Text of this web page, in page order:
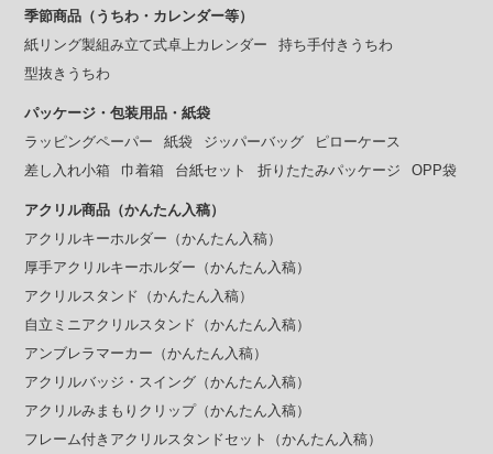
季節商品（うちわ・カレンダー等）
紙リング製組み立て式卓上カレンダー
持ち手付きうちわ
型抜きうちわ
パッケージ・包装用品・紙袋
ラッピングペーパー
紙袋 ジッパーバッグ
ピローケース
差し入れ小箱
巾着箱 台紙セット 折りたたみパッケージ OPP袋
アクリル商品（かんたん入稿）
アクリルキーホルダー（かんたん入稿）
厚手アクリルキーホルダー（かんたん入稿）
アクリルスタンド（かんたん入稿）
自立ミニアクリルスタンド（かんたん入稿）
アンブレラマーカー（かんたん入稿）
アクリルバッジ・スイング（かんたん入稿）
アクリルみまもりクリップ（かんたん入稿）
フレーム付きアクリルスタンドセット（かんたん入稿）